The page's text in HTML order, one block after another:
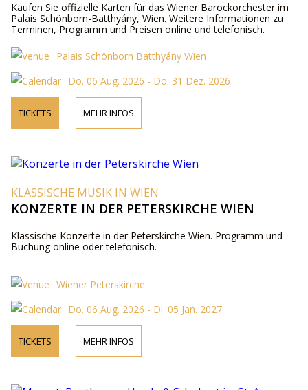
Kaufen Sie offizielle Karten für das Wiener Barockorchester im
Palais Schönborn-Batthyány, Wien. Weitere Informationen zu
Terminen, Programm und Preisen online und telefonisch.
Palais Schönborn Batthyány Wien
Do. 06 Aug. 2026 - Do. 31 Dez. 2026
TICKETS MEHR INFOS
KLASSISCHE MUSIK IN WIEN
KONZERTE IN DER PETERSKIRCHE WIEN
Klassische Konzerte in der Peterskirche Wien. Programm und
Buchung online oder telefonisch.
Wiener Peterskirche
Do. 06 Aug. 2026 - Di. 05 Jan. 2027
TICKETS MEHR INFOS